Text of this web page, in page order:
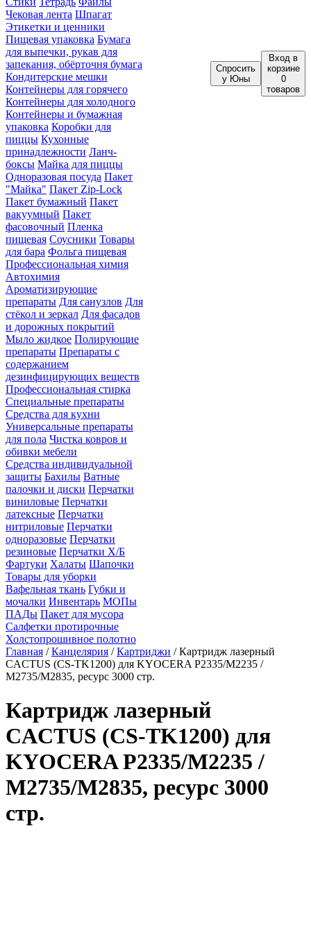
Чековая лента Шпагат
Этикетки и ценники
Пищевая упаковка Бумага
для выпечки, рукав для
запекания, обёрточня бумага
Кондитерские мешки
Контейнеры для горячего
Контейнеры для холодного
Контейнеры и бумажная
упаковка Коробки для
пиццы Кухонные
принадлежности Ланч-
боксы Майка для пиццы
Одноразовая посуда Пакет
"Майка" Пакет Zip-Lock
Пакет бумажный Пакет
вакуумный Пакет
фасовочный Пленка
пищевая Соусники Товары
для бара Фольга пищевая
Профессиональная химия
Автохимия
Ароматизирующие
препараты Для санузлов Для
стёкол и зеркал Для фасадов
и дорожных покрытий
Мыло жидкое Полирующие
препараты Препараты с
содержанием
дезинфицирующих веществ
Профессиональная стирка
Специальные препараты
Средства для кухни
Универсальные препараты
для пола Чистка ковров и
обивки мебели
Средства индивидуальной
защиты Бахилы Ватные
палочки и диски Перчатки
виниловые Перчатки
латексные Перчатки
нитриловые Перчатки
одноразовые Перчатки
резиновые Перчатки Х/Б
Фартуки Халаты Шапочки
Товары для уборки
Вафельная ткань Губки и
мочалки Инвентарь МОПы
ПАДы Пакет для мусора
Салфетки протирочные
Холстопрошивное полотно
Спросить
у Юны
Вход в
корзине
0
товаров
Главная /Канцелярия /Картриджи / Картридж лазерный
CACTUS (CS-TK1200) для KYOCERA P2335/M2235 /
M2735/M2835, ресурс 3000 стр.
Картридж лазерный
CACTUS (CS-TK1200) для
KYOCERA P2335/M2235 /
M2735/M2835, ресурс 3000
стр.